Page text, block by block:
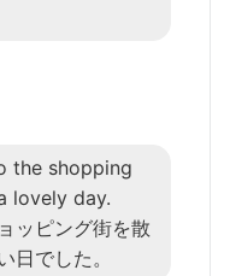
the shopping
lovely day.
ッピング街を散
日でした。